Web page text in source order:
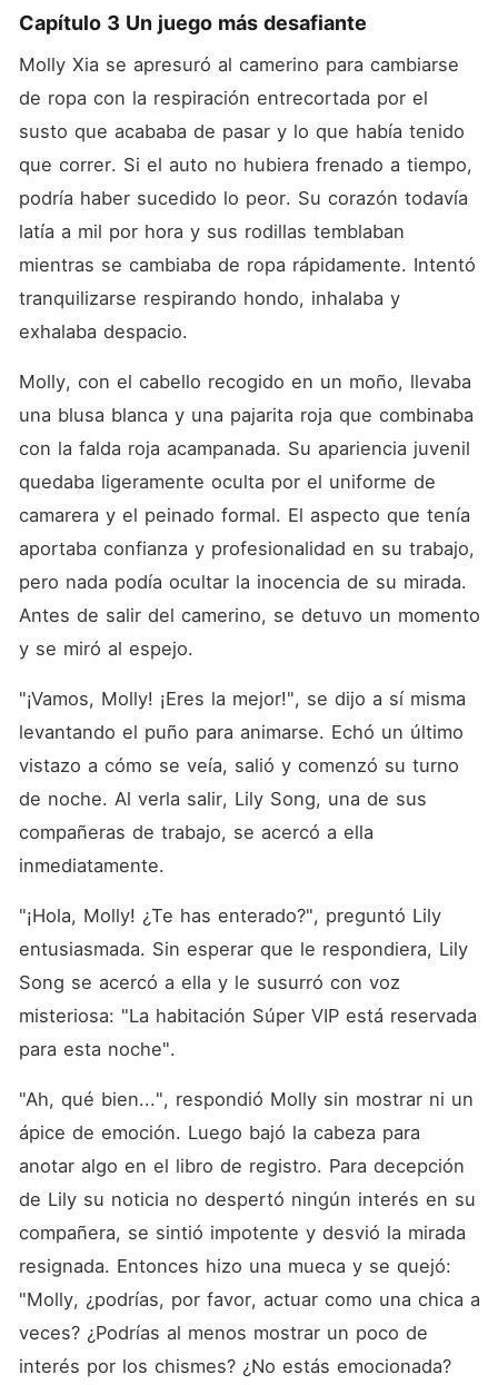
Capítulo 3 Un juego más desafiante
Molly Xia se apresuró al camerino para cambiarse
de ropa con la respiración entrecortada por el
susto que acababa de pasar y lo que había tenido
que correr. Si el auto no hubiera frenado a tiempo,
podría haber sucedido lo peor. Su corazón todavía
latía a mil por hora y sus rodillas temblaban
mientras se cambiaba de ropa rápidamente. Intentó
tranquilizarse respirando hondo, inhalaba y
exhalaba despacio.
Molly, con el cabello recogido en un moño, llevaba
una blusa blanca y una pajarita roja que combinaba
con la falda roja acampanada. Su apariencia juvenil
quedaba ligeramente oculta por el uniforme de
camarera y el peinado formal. El aspecto que tenía
aportaba confianza y profesionalidad en su trabajo,
pero nada podía ocultar la inocencia de su mirada.
Antes de salir del camerino, se detuvo un momento
y se miró al espejo.
"¡Vamos, Molly! ¡Eres la mejor!", se dijo a sí misma
levantando el puño para animarse. Echó un último
vistazo a cómo se veía, salió y comenzó su turno
de noche. Al verla salir, Lily Song, una de sus
compañeras de trabajo, se acercó a ella
inmediatamente.
"¡Hola, Molly! ¿Te has enterado?", preguntó Lily
entusiasmada. Sin esperar que le respondiera, Lily
Song se acercó a ella y le susurró con voz
misteriosa: "La habitación Súper VIP está reservada
para esta noche".
"Ah, qué bien...", respondió Molly sin mostrar ni un
ápice de emoción. Luego bajó la cabeza para
anotar algo en el libro de registro. Para decepción
de Lily su noticia no despertó ningún interés en su
compañera, se sintió impotente y desvió la mirada
resignada. Entonces hizo una mueca y se quejó:
"Molly, ¿podrías, por favor, actuar como una chica a
veces? ¿Podrías al menos mostrar un poco de
interés por los chismes? ¿No estás emocionada?